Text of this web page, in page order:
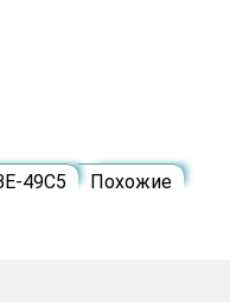
49C5 Похожие